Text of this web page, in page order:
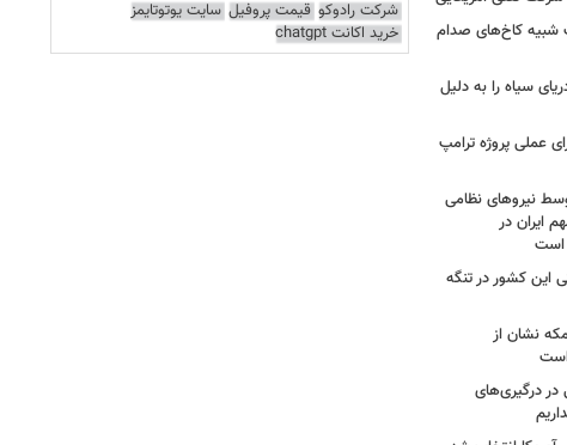
شبیه کاخ‌های صدام
سیاه را به دلیل
عملی پروژه ترامپ
نیروهای نظامی
ایران در
است
این کشور در تنگه
نشان از
در درگیری‌های
شرکت رادوکو قیمت پروفیل سایت یوتوتایمز
خرید اکانت chatgpt